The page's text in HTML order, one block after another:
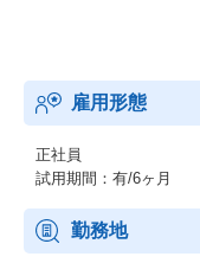
・Python言語
▼使用ツール
・AWS (Sagemaker、
umentDBなど)
・snowflake
■大手自動車部品メー
雇用形態
正社員
試用期間：有/6ヶ月
勤務地